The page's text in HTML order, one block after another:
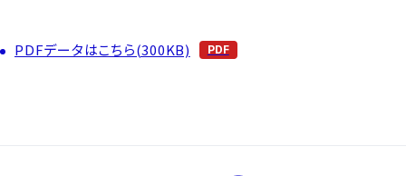
PDFデータはこちら(300KB)